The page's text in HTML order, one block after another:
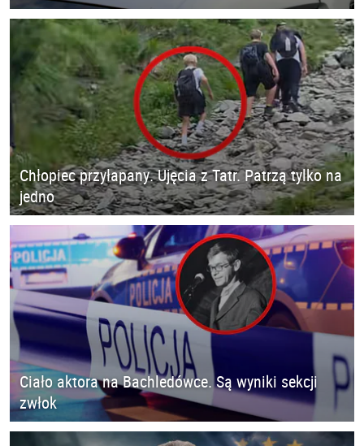
Chłopiec przyłapany. Ujęcia z Tatr. Patrzą tylko na
jedno
Ciało aktora na Bachledówce. Są wyniki sekcji
zwłok